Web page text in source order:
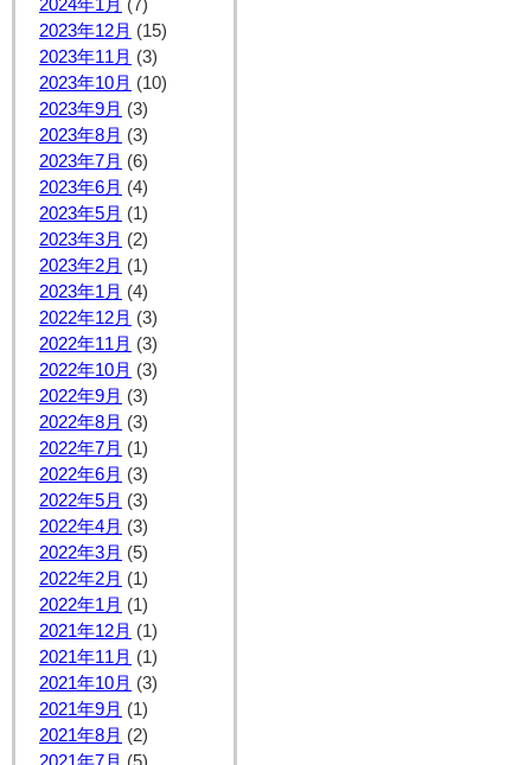
2024年1月 (7)
2023年12月 (15)
2023年11月 (3)
2023年10月 (10)
2023年9月 (3)
2023年8月 (3)
2023年7月 (6)
2023年6月 (4)
2023年5月 (1)
2023年3月 (2)
2023年2月 (1)
2023年1月 (4)
2022年12月 (3)
2022年11月 (3)
2022年10月 (3)
2022年9月 (3)
2022年8月 (3)
2022年7月 (1)
2022年6月 (3)
2022年5月 (3)
2022年4月 (3)
2022年3月 (5)
2022年2月 (1)
2022年1月 (1)
2021年12月 (1)
2021年11月 (1)
2021年10月 (3)
2021年9月 (1)
2021年8月 (2)